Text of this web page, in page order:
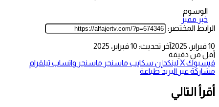
الوسوم
خبر مميز
الرابط المختصر:
10 فبراير، 2025
آخر تحديث: 10 فبراير، 2025
أقل من دقيقة
فيسبوك‫Xلينكدإن سكايب ماسنجر ماسنجر واتساب تيلقرام
مشاركة عبر البريد طباعة
أقرأ التالي